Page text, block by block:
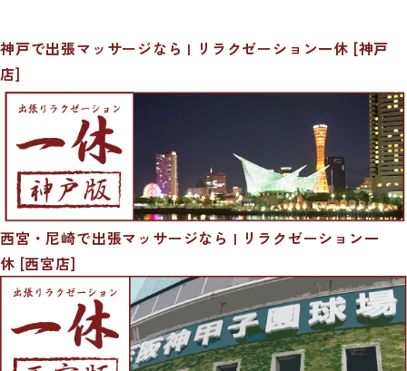
神戸で出張マッサージなら | リラクゼーション一休 [神戸
店]
西宮・尼崎で出張マッサージなら | リラクゼーション一
休 [西宮店]